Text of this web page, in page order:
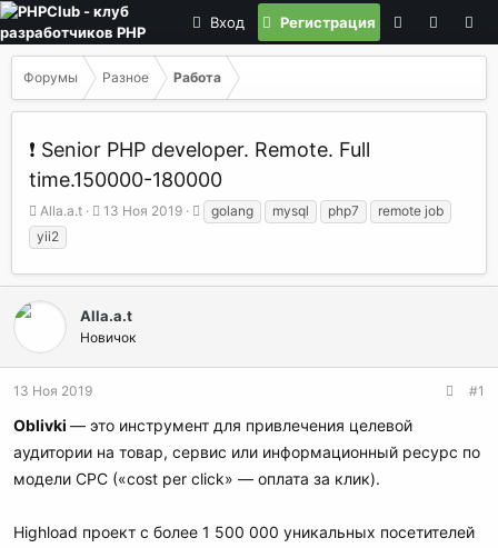
Вход Регистрация
Форумы Разное Работа
❗ Senior PHP developer. Remote. Full
time.150000-180000
А
в
т
р
м
ы
Alla.a.t
Д
н
а
л
13 Ноя 2019
е
golang mysql php7
remote job
yii2
Alla.a.t
Новичок
13 Ноя 2019 #1
Oblivki — это инструмент для привлечения целевой
аудитории на товар, сервис или информационный ресурс по
модели CPC («cost per click» — оплата за клик).
Highload проект с более 1 500 000 уникальных посетителей